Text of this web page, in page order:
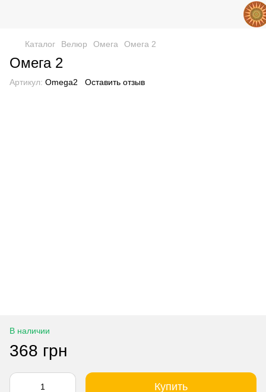
Каталог Велюр Омега Омега 2
Омега 2
Артикул: Omega2 Оставить отзыв
В наличии
368 грн
Купить